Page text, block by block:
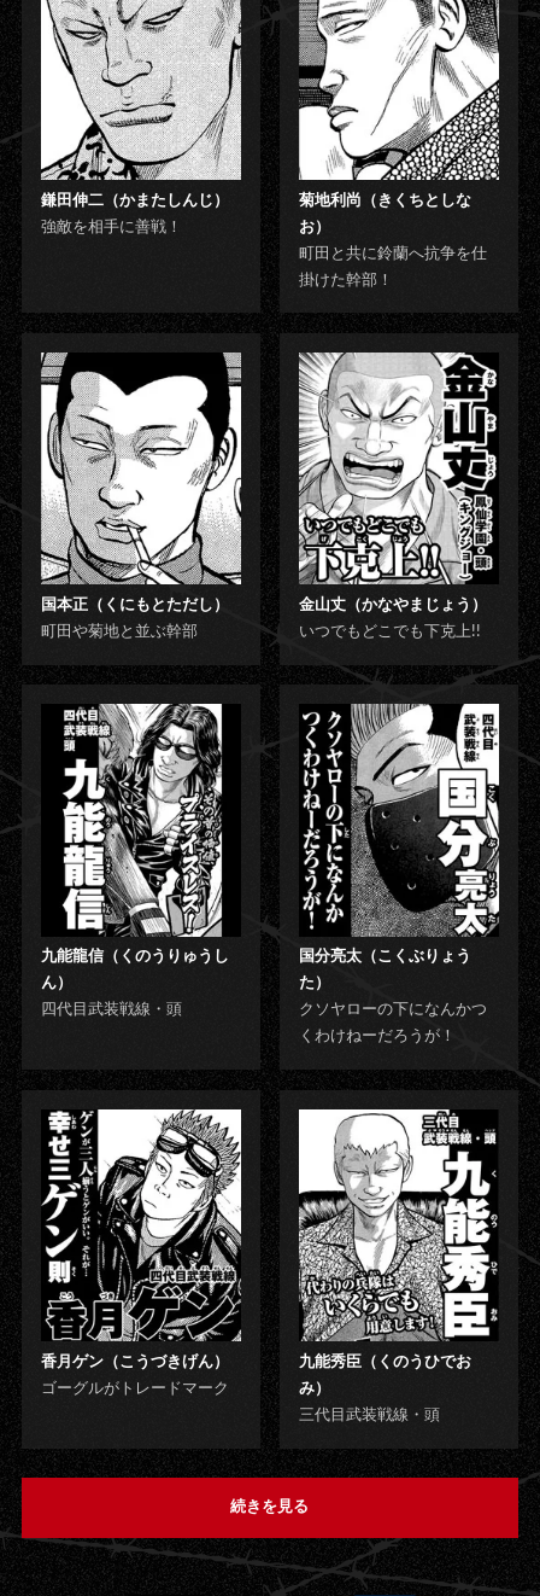
鎌田伸二（かまたしんじ）
強敵を相手に善戦！
菊地利尚（きくちとしな
お）
町田と共に鈴蘭へ抗争を仕
掛けた幹部！
国本正（くにもとただし）
町田や菊地と並ぶ幹部
金山丈（かなやまじょう）
いつでもどこでも下克上!!
九能龍信（くのうりゅうし
ん）
四代目武装戦線・頭
国分亮太（こくぶりょう
た）
クソヤローの下になんかつ
くわけねーだろうが！
香月ゲン（こうづきげん）
ゴーグルがトレードマーク
九能秀臣（くのうひでお
み）
三代目武装戦線・頭
続きを見る